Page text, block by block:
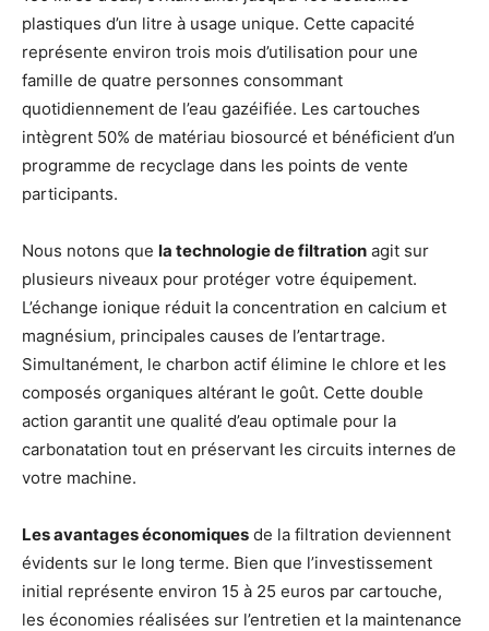
plastiques d’un litre à usage unique. Cette capacité
représente environ trois mois d’utilisation pour une
famille de quatre personnes consommant
quotidiennement de l’eau gazéifiée. Les cartouches
intègrent 50% de matériau biosourcé et bénéficient d’un
programme de recyclage dans les points de vente
participants.
Nous notons que la technologie de filtration agit sur
plusieurs niveaux pour protéger votre équipement.
L’échange ionique réduit la concentration en calcium et
magnésium, principales causes de l’entartrage.
Simultanément, le charbon actif élimine le chlore et les
composés organiques altérant le goût. Cette double
action garantit une qualité d’eau optimale pour la
carbonatation tout en préservant les circuits internes de
votre machine.
Les avantages économiques de la filtration deviennent
évidents sur le long terme. Bien que l’investissement
initial représente environ 15 à 25 euros par cartouche,
les économies réalisées sur l’entretien et la maintenance